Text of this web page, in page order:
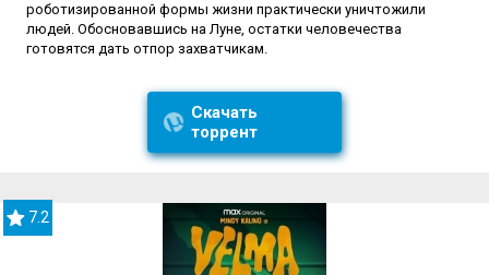
роботизированной формы жизни практически уничтожили
людей. Обосновавшись на Луне, остатки человечества
готовятся дать отпор захватчикам.
Скачать
торрент
7.2